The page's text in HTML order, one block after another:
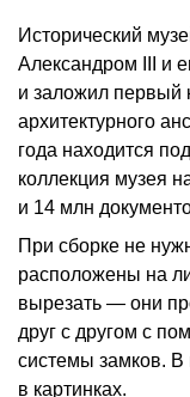
Исторический
Александром III и
и заложил первый
архитектурного
года находится
коллекция музея
и 14 млн
При сборке не
расположены на
вырезать — они
друг с другом с
системы замков. В
в картинках.